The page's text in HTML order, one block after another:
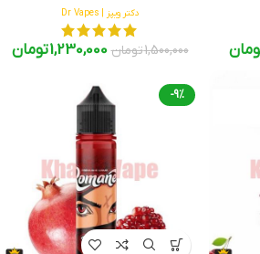
دکتر ویپز | Dr Vapes
1,500,000تومان 1,230,000تومان
-9%